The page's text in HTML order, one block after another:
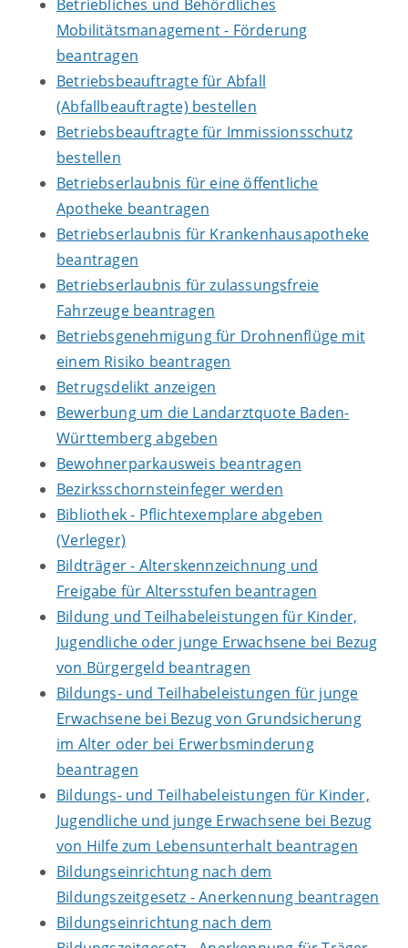
Betriebliches und Behördliches
Mobilitätsmanagement - Förderung
beantragen
Betriebsbeauftragte für Abfall
(Abfallbeauftragte) bestellen
Betriebsbeauftragte für Immissionsschutz
bestellen
Betriebserlaubnis für eine öffentliche
Apotheke beantragen
Betriebserlaubnis für Krankenhausapotheke
beantragen
Betriebserlaubnis für zulassungsfreie
Fahrzeuge beantragen
Betriebsgenehmigung für Drohnenflüge mit
einem Risiko beantragen
Betrugsdelikt anzeigen
Bewerbung um die Landarztquote Baden-
Württemberg abgeben
Bewohnerparkausweis beantragen
Bezirksschornsteinfeger werden
Bibliothek - Pflichtexemplare abgeben
(Verleger)
Bildträger - Alterskennzeichnung und
Freigabe für Altersstufen beantragen
Bildung und Teilhabeleistungen für Kinder,
Jugendliche oder junge Erwachsene bei Bezug
von Bürgergeld beantragen
Bildungs- und Teilhabeleistungen für junge
Erwachsene bei Bezug von Grundsicherung
im Alter oder bei Erwerbsminderung
beantragen
Bildungs- und Teilhabeleistungen für Kinder,
Jugendliche und junge Erwachsene bei Bezug
von Hilfe zum Lebensunterhalt beantragen
Bildungseinrichtung nach dem
Bildungszeitgesetz - Anerkennung beantragen
Bildungseinrichtung nach dem